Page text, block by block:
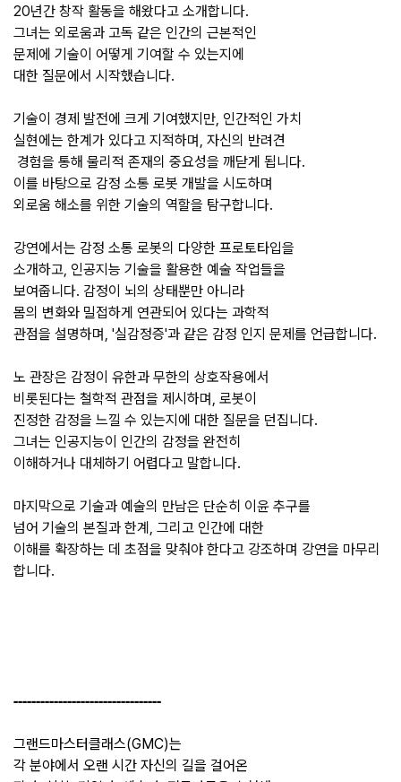
20년간 창작 활동을 해왔다고 소개합니다.
그녀는 외로움과 고독 같은 인간의 근본적인
문제에 기술이 어떻게 기여할 수 있는지에
대한 질문에서 시작했습니다.
기술이 경제 발전에 크게 기여했지만, 인간적인 가치
실현에는 한계가 있다고 지적하며, 자신의 반려견
경험을 통해 물리적 존재의 중요성을 깨닫게 됩니다.
이를 바탕으로 감정 소통 로봇 개발을 시도하며
외로움 해소를 위한 기술의 역할을 탐구합니다.
강연에서는 감정 소통 로봇의 다양한 프로토타입을
소개하고, 인공지능 기술을 활용한 예술 작업들을
보여줍니다. 감정이 뇌의 상태뿐만 아니라
몸의 변화와 밀접하게 연관되어 있다는 과학적
관점을 설명하며, '실감정증'과 같은 감정 인지 문제를 언급합니다.
노 관장은 감정이 유한과 무한의 상호작용에서
비롯된다는 철학적 관점을 제시하며, 로봇이
진정한 감정을 느낄 수 있는지에 대한 질문을 던집니다.
그녀는 인공지능이 인간의 감정을 완전히
이해하거나 대체하기 어렵다고 말합니다.
마지막으로 기술과 예술의 만남은 단순히 이윤 추구를
넘어 기술의 본질과 한계, 그리고 인간에 대한
이해를 확장하는 데 초점을 맞춰야 한다고 강조하며 강연을 마무리
합니다.
---------------------------------
그랜드마스터클래스(GMC)는
각 분야에서 오랜 시간 자신의 길을 걸어온